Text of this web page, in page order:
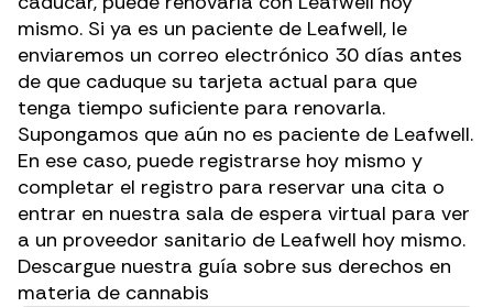
mismo. Si ya es un paciente de Leafwell, le
enviaremos un correo electrónico 30 días antes
de que caduque su tarjeta actual para que
tenga tiempo suficiente para renovarla.
Supongamos que aún no es paciente de Leafwell.
En ese caso, puede registrarse hoy mismo y
completar el registro para reservar una cita o
entrar en nuestra sala de espera virtual para ver
a un proveedor sanitario de Leafwell hoy mismo.
Descargue nuestra guía sobre sus derechos en
materia de cannabis